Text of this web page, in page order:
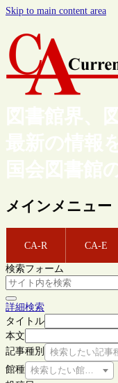
Skip to main content area
図書館界、
最新の情報
国会図書館
メインメニュー
CA-R CA-E
検索フォーム
詳細検索
タイトル
本文
記事種別
検索したい記事
館種 検索したい館種を選